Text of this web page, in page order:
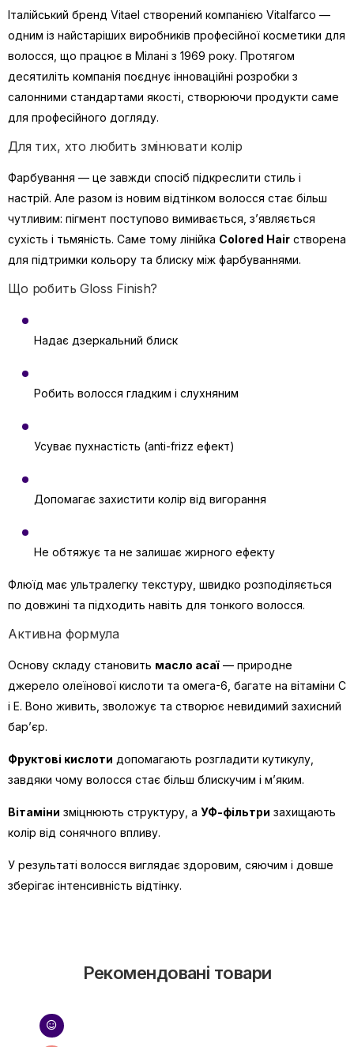
Італійський бренд Vitael створений компанією Vitalfarco —
одним із найстаріших виробників професійної косметики для
волосся, що працює в Мілані з 1969 року. Протягом
десятиліть компанія поєднує інноваційні розробки з
салонними стандартами якості, створюючи продукти саме
для професійного догляду.
Для тих, хто любить змінювати колір
Фарбування — це завжди спосіб підкреслити стиль і
настрій. Але разом із новим відтінком волосся стає більш
чутливим: пігмент поступово вимивається, з’являється
сухість і тьмяність. Саме тому лінійка Colored Hair створена
для підтримки кольору та блиску між фарбуваннями.
Що робить Gloss Finish?
Надає дзеркальний блиск
Робить волосся гладким і слухняним
Усуває пухнастість (anti-frizz ефект)
Допомагає захистити колір від вигорання
Не обтяжує та не залишає жирного ефекту
Флюїд має ультралегку текстуру, швидко розподіляється
по довжині та підходить навіть для тонкого волосся.
Активна формула
Основу складу становить масло асаї — природне
джерело олеїнової кислоти та омега-6, багате на вітаміни С
і Е. Воно живить, зволожує та створює невидимий захисний
бар’єр.
Фруктові кислоти допомагають розгладити кутикулу,
завдяки чому волосся стає більш блискучим і м’яким.
Вітаміни зміцнюють структуру, а УФ-фільтри захищають
колір від сонячного впливу.
У результаті волосся виглядає здоровим, сяючим і довше
зберігає інтенсивність відтінку.
Рекомендовані товари